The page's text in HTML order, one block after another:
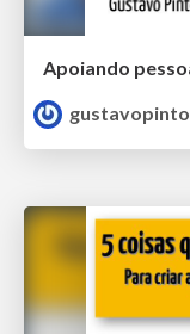
gustavopinto